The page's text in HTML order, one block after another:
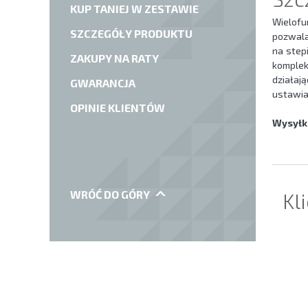
KUP TANIEJ W ZESTAWIE
SZCZEGÓŁY PRODUKTU
ZAKUPY NA RATY
GWARANCJA
OPINIE KLIENTÓW
WRÓĆ DO GÓRY
na